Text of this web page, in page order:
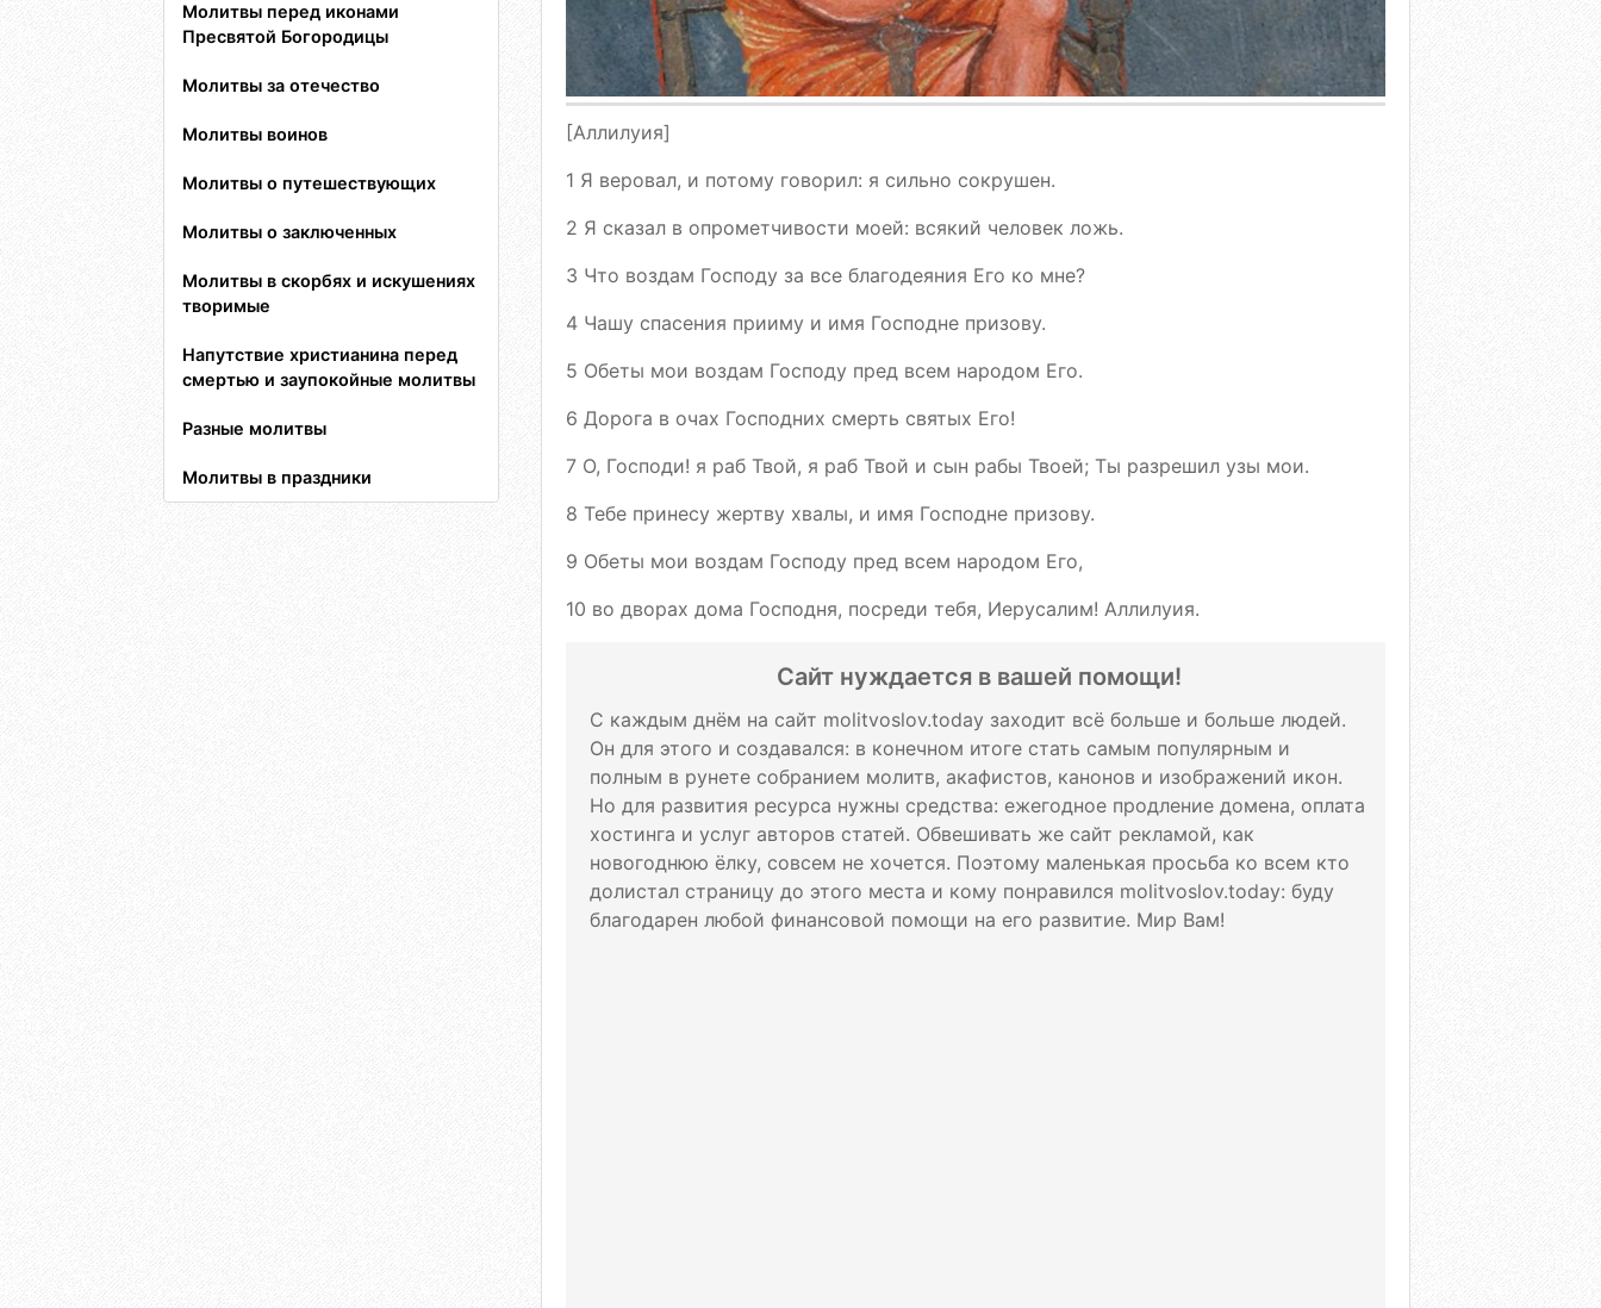
Молитвы перед иконами
Пресвятой Богородицы
Молитвы за отечество
Молитвы воинов
Молитвы о путешествующих
Молитвы о заключенных
Молитвы в скорбях и искушениях
творимые
Напутствие христианина перед
смертью и заупокойные молитвы
Разные молитвы
Молитвы в праздники
[Аллилуия]
1 Я веровал, и потому говорил: я сильно сокрушен.
2 Я сказал в опрометчивости моей: всякий человек ложь.
3 Что воздам Господу за все благодеяния Его ко мне?
4 Чашу спасения прииму и имя Господне призову.
5 Обеты мои воздам Господу пред всем народом Его.
6 Дорога в очах Господних смерть святых Его!
7 О, Господи! я раб Твой, я раб Твой и сын рабы Твоей; Ты разрешил узы мои.
8 Тебе принесу жертву хвалы, и имя Господне призову.
9 Обеты мои воздам Господу пред всем народом Его,
10 во дворах дома Господня, посреди тебя, Иерусалим! Аллилуия.
Сайт нуждается в вашей помощи!
С каждым днём на сайт molitvoslov.today заходит всё больше и больше людей.
Он для этого и создавался: в конечном итоге стать самым популярным и
полным в рунете собранием молитв, акафистов, канонов и изображений икон.
Но для развития ресурса нужны средства: ежегодное продление домена, оплата
хостинга и услуг авторов статей. Обвешивать же сайт рекламой, как
новогоднюю ёлку, совсем не хочется. Поэтому маленькая просьба ко всем кто
долистал страницу до этого места и кому понравился molitvoslov.today: буду
благодарен любой финансовой помощи на его развитие. Мир Вам!